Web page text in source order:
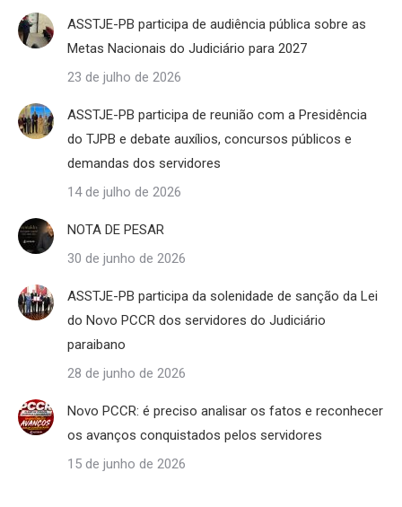
ASSTJE-PB participa de audiência pública sobre as
Metas Nacionais do Judiciário para 2027
23 de julho de 2026
ASSTJE-PB participa de reunião com a Presidência
do TJPB e debate auxílios, concursos públicos e
demandas dos servidores
14 de julho de 2026
NOTA DE PESAR
30 de junho de 2026
ASSTJE-PB participa da solenidade de sanção da Lei
do Novo PCCR dos servidores do Judiciário
paraibano
28 de junho de 2026
Novo PCCR: é preciso analisar os fatos e reconhecer
os avanços conquistados pelos servidores
15 de junho de 2026